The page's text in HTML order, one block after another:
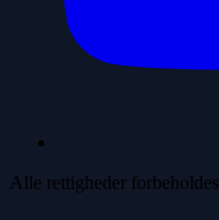
Alle rettigheder forbeholdes